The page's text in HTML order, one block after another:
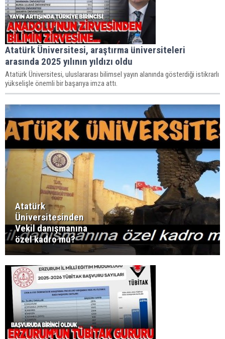
Atatürk Üniversitesi, araştırma üniversiteleri
arasında 2025 yılının yıldızı oldu
Atatürk Üniversitesi, uluslararası bilimsel yayın alanında gösterdiği istikrarlı
yükselişle önemli bir başarıya imza attı.
Atatürk
Üniversitesinden
Vekil danışmanına
özel kadro mu?